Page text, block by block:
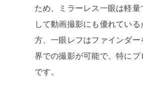
ため、ミラーレス一眼は軽
して動画撮影にも優れてい
方、一眼レフはファインダ
界での撮影が可能で、特に
です。